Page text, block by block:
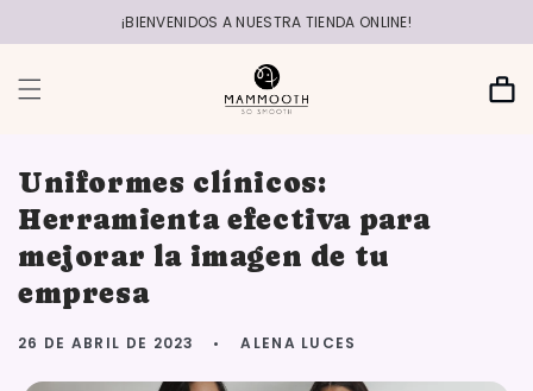
contenido
¡BIENVENIDOS A NUESTRA TIENDA ONLINE!
Carrito
Uniformes clínicos:
Herramienta efectiva para
mejorar la imagen de tu
empresa
26 DE ABRIL DE 2023 ALENA LUCES